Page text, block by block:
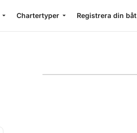
Chartertyper Registrera din båt